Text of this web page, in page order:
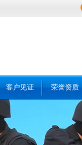
客户见证 荣誉资质